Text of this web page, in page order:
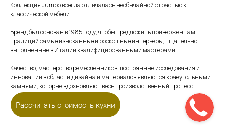
Коллекция Jumbo всегда отличалась необычайной страстью к
классической мебели.
Бренд был основан в 1985 году, чтобы предложить приверженцам
традиций самые изысканные и роскошные интерьеры, тщательно
выполненные в Италии квалифицированными мастерами.
Качество, мастерство ремесленников, постоянные исследования и
инновации в области дизайна и материалов являются краеугольными
камнями, которые вдохновляют весь производственный процесс.
Перейти на сайт
Рассчитать стоимость кухни